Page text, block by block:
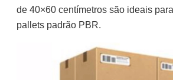
de 40×60 centímetros são ideais
pallets padrão PBR.